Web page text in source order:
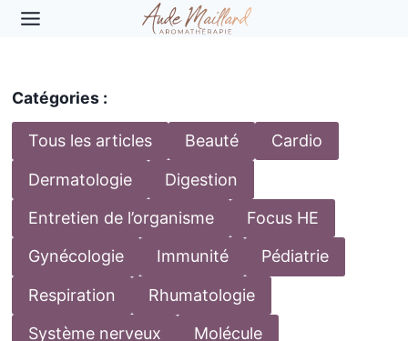
Aller
Catégories :
Tous les articles Beauté Cardio
Dermatologie Digestion
Entretien de l’organisme Focus HE
Gynécologie Immunité Pédiatrie
Respiration Rhumatologie
Système nerveux Molécule